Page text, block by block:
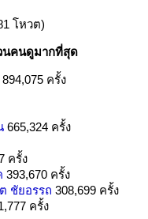
โหวต)
นคนดูมากที่สุด
894,075 ครั้ง
665,324 ครั้ง
ครั้ง
393,670 ครั้ง
ชัยอรรถ 308,699 ครั้ง
ครั้ง